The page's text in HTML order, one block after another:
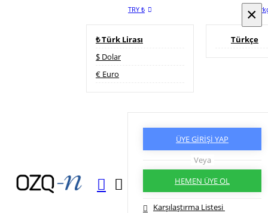
TRY ₺
₺ Türk Lirası
$ Dolar
€ Euro
Türkçe
ÜYE GİRİŞİ YAP
Veya
HEMEN ÜYE OL
Karşılaştırma Listesi
×
×